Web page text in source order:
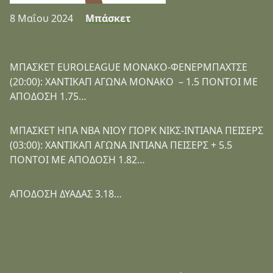
8 Μαΐου 2024 Μπάσκετ
ΜΠΑΣΚΕΤ EUROLEAGUE ΜΟΝΑΚΟ-ΦΕΝΕΡΜΠΑΧΤΣΕ
(20:00): ΧΑΝΤΙΚΑΠ ΑΓΩΝΑ ΜΟΝΑΚΟ – 1.5 ΠΟΝΤΟΙ ΜΕ
ΑΠΟΔΟΣΗ 1.75…
ΜΠΑΣΚΕΤ ΗΠΑ NBA ΝΙΟΥ ΓΙΟΡΚ ΝΙΚΣ-ΙΝΤΙΑΝΑ ΠΕΙΣΕΡΣ
(03:00): ΧΑΝΤΙΚΑΠ ΑΓΩΝΑ ΙΝΤΙΑΝΑ ΠΕΙΣΕΡΣ + 5.5
ΠΟΝΤΟΙ ΜΕ ΑΠΟΔΟΣΗ 1.82…
ΑΠΟΔΟΣΗ ΔΥΑΔΑΣ 3.18…